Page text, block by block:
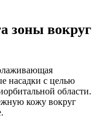
зоны вокруг
насадки с целью
области.
кожу вокруг